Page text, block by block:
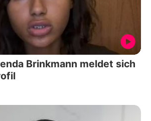
Brinkmann meldet sich